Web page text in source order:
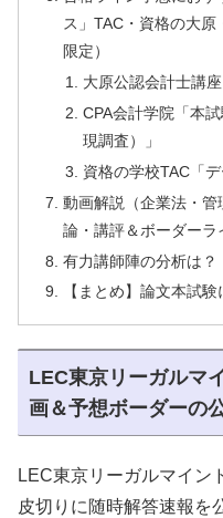
ス」TAC・資格の大原
限定）
大原公認会計士講
CPA会計学院「本
現調査）」
資格の学校TAC「デ
動画解説（企業法・
論・講評＆ボーダーラ
有力講師陣の分析は？
【まとめ】論文本試
LEC東京リーガルマ
画＆予想ボーダーの
LEC東京リーガルマイン
皮切りに随時解答速報を